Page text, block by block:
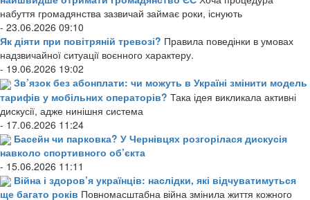
набуття громадянства зазвичай займає роки, існують
- 23.06.2026 09:10
Як діяти при повітряній тревозі? Правила поведінки в умовах
надзвичайної ситуації воєнного характеру.
- 19.06.2026 19:02
Зв’язок без абонплати: чи можуть в Україні змінити модель
тарифів у мобільних операторів? Така ідея викликала активні
дискусії, адже нинішня система
- 17.06.2026 11:24
Басейн чи парковка? У Чернівцях розгорілася дискусія
навколо спортивного об’єкта
- 15.06.2026 11:11
Війна і здоров’я українців: наслідки, які відчуватимуться
ще багато років Повномасштабна війна змінила життя кожного